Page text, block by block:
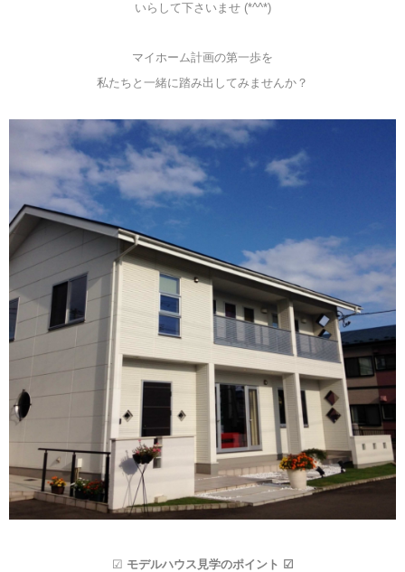
いらして下さいませ (*^^*)
マイホーム計画の第一歩を
私たちと一緒に踏み出してみませんか？
☑ モデルハウス見学のポイント ☑